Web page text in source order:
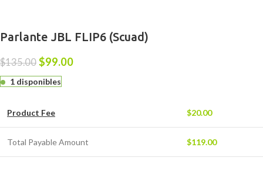
Parlante JBL FLIP6 (Scuad)
$135.00 $99.00
1 disponibles
Product Fee $20.00
Total Payable Amount $119.00